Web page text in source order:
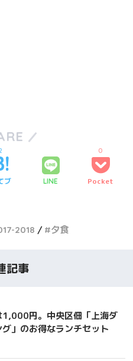
ブ LINE Pocket
0
2018 夕食
記事
1,000円。中央区佃「上海ダ
グ」のお得なランチセット